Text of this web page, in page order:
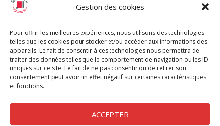
Gestion des cookies
Pour offrir les meilleures expériences, nous utilisons des technologies
telles que les cookies pour stocker et/ou accéder aux informations des
appareils. Le fait de consentir à ces technologies nous permettra de
traiter des données telles que le comportement de navigation ou les ID
uniques sur ce site. Le fait de ne pas consentir ou de retirer son
consentement peut avoir un effet négatif sur certaines caractéristiques
et fonctions.
ACCEPTER
Chèque Intermittents
Chèque Compta
Chèque Emploi Spectacle
G-Pods
Profession Audio-visuel